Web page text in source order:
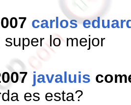
carlos
super lo mejor
javaluis
es esta?